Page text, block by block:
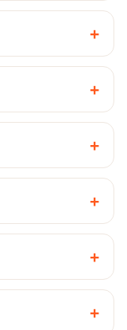
+
+
+
+
+
+